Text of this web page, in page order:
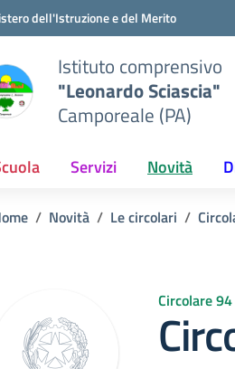
dell'Istruzione e del Merito
Istituto comprensivo
"Leonardo Sciascia"
Camporeale (PA)
Servizi Novità
Novità Le circolari
Circolare 94